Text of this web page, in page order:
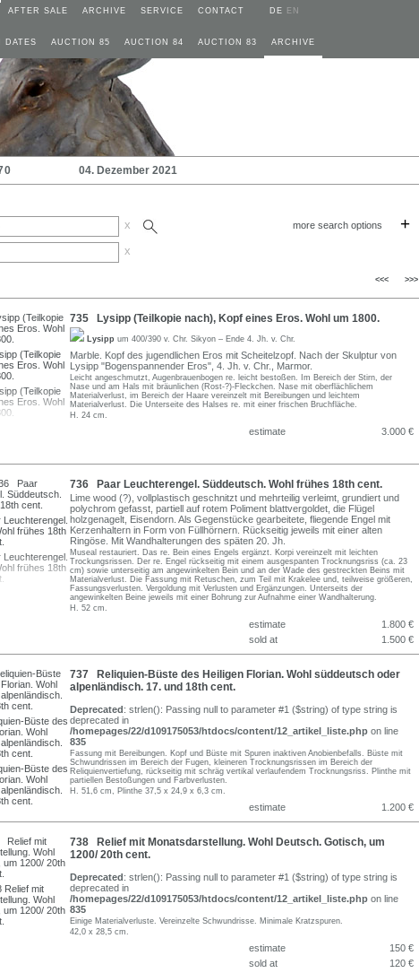
AFTER SALE ARCHIVE SERVICE CONTACT DE EN
DATES AUCTION 85 AUCTION 84 AUCTION 83 ARCHIVE
04. Dezember 2021
x more search options +
x
<<< >>>
735 Lysipp (Teilkopie nach), Kopf eines Eros. Wohl um 1800.
Lysipp um 400/390 v. Chr. Sikyon – Ende 4. Jh. v. Chr.
Marble. Kopf des jugendlichen Eros mit Scheitelzopf. Nach der Skulptur von
Lysipp "Bogenspannender Eros", 4. Jh. v. Chr., Marmor.
Leicht angeschmutzt, Augenbrauenbogen re. leicht bestoßen. Im Bereich der Stirn, der
Nase und am Hals mit bräunlichen (Rost-?)-Fleckchen. Nase mit oberflächlichem
Materialverlust, im Bereich der Haare vereinzelt mit Bereibungen und leichtem
Materialverlust. Die Unterseite des Halses re. mit einer frischen Bruchfläche.
H. 24 cm.
estimate 3.000 €
736 Paar Leuchterengel. Süddeutsch. Wohl frühes 18th cent.
Lime wood (?), vollplastisch geschnitzt und mehrteilig verleimt, grundiert und
polychrom gefasst, partiell auf rotem Poliment blattvergoldet, die Flügel
holzgenagelt, Eisendorn. Als Gegenstücke gearbeitete, fliegende Engel mit
Kerzenhaltern in Form von Füllhörnern. Rückseitig jeweils mit einer alten
Ringöse. Mit Wandhalterungen des späten 20. Jh.
Museal restauriert. Das re. Bein eines Engels ergänzt. Korpi vereinzelt mit leichten
Trockungsrissen. Der re. Engel rückseitig mit einem ausgespanten Trocknungsriss (ca. 23
cm) sowie unterseitig am angewinkelten Bein und an der Wade des gestreckten Beins mit
Materialverlust. Die Fassung mit Retuschen, zum Teil mit Krakelee und, teilweise größeren,
Fassungsverlusten. Vergoldung mit Verlusten und Ergänzungen. Unterseits der
angewinkelten Beine jeweils mit einer Bohrung zur Aufnahme einer Wandhalterung.
H. 52 cm.
estimate
1.800 €
sold at
1.500 €
737 Reliquien-Büste des Heiligen Florian. Wohl süddeutsch oder
alpenländisch. 17. und 18th cent.
Deprecated: strlen(): Passing null to parameter #1 ($string) of type string is
deprecated in
/homepages/22/d109175053/htdocs/content/12_artikel_liste.php on line
835
Fassung mit Bereibungen. Kopf und Büste mit Spuren inaktiven Anobienbefalls. Büste mit
Schwundrissen im Bereich der Fugen, kleineren Trocknungsrissen im Bereich der
Reliquienvertiefung, rückseitig mit schräg vertikal verlaufendem Trocknungsriss. Plinthe mit
partiellen Bestoßungen und Farbverlusten.
H. 51,6 cm, Plinthe 37,5 x 24,9 x 6,3 cm.
estimate 1.200 €
738 Relief mit Monatsdarstellung. Wohl Deutsch. Gotisch, um
1200/ 20th cent.
Deprecated: strlen(): Passing null to parameter #1 ($string) of type string is
deprecated in
/homepages/22/d109175053/htdocs/content/12_artikel_liste.php on line
835
Einige Materialverluste. Vereinzelte Schwundrisse. Minimale Kratzspuren.
42,0 x 28,5 cm.
estimate
150 €
sold at
120 €